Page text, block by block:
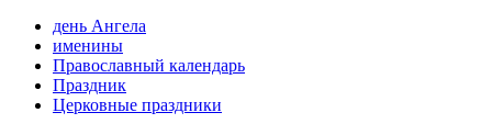
день Ангела
именины
Православный календарь
Праздник
Церковные праздники